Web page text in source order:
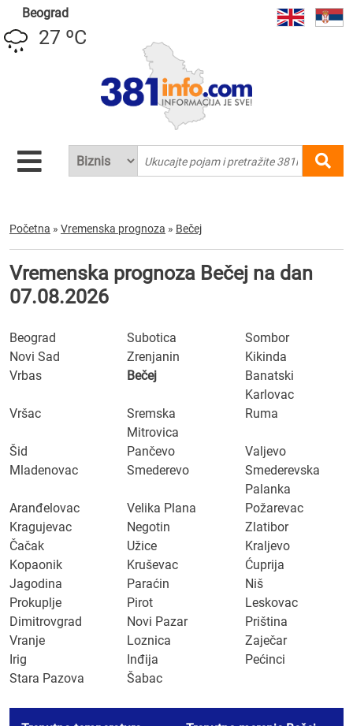
Beograd
27 ºC
Početna » Vremenska prognoza » Bečej
Vremenska prognoza Bečej na dan
07.08.2026
Beograd Subotica
Sombor
Novi Sad
Zrenjanin
Kikinda
Vrbas
Bečej
Banatski
Karlovac
Vršac
Sremska
Mitrovica
Ruma
Šid Pančevo
Valjevo
Mladenovac
Smederevo
Smederevska
Palanka
Aranđelovac
Velika Plana
Požarevac
Kragujevac
Negotin
Zlatibor
Čačak
Užice
Kraljevo
Kopaonik
Kruševac
Ćuprija
Jagodina
Paraćin
Niš
Prokuplje
Pirot
Leskovac
Dimitrovgrad
Novi Pazar
Priština
Vranje
Loznica
Zaječar
Irig
Inđija
Pećinci
Stara Pazova
Šabac